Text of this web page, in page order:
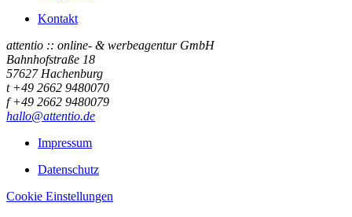
Kontakt
attentio :: online- & werbeagentur GmbH
Bahnhofstraße 18
57627 Hachenburg
t +49 2662 9480070
f +49 2662 9480079
hallo@attentio.de
Impressum
Datenschutz
Cookie Einstellungen